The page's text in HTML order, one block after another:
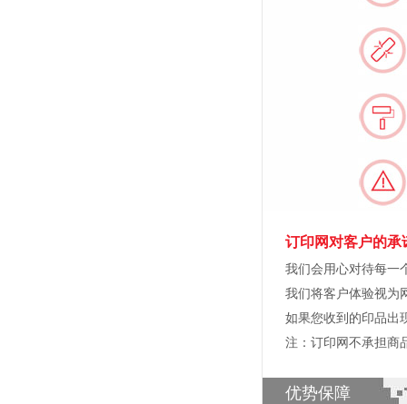
订印网对客户的承
我们会用心对待每一
我们将客户体验视为
如果您收到的印品出
注：订印网不承担商
优势保障